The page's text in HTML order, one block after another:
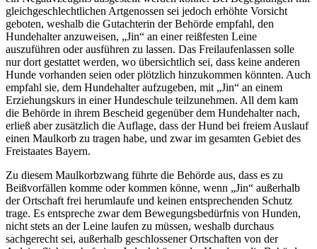
gleichgeschlechtlichen Artgenossen sei jedoch erhöhte Vorsicht
geboten, weshalb die Gutachterin der Behörde empfahl, den
Hundehalter anzuweisen, „Jin“ an einer reißfesten Leine
auszuführen oder ausführen zu lassen. Das Freilaufenlassen solle
nur dort gestattet werden, wo übersichtlich sei, dass keine anderen
Hunde vorhanden seien oder plötzlich hinzukommen könnten. Auch
empfahl sie, dem Hundehalter aufzugeben, mit „Jin“ an einem
Erziehungskurs in einer Hundeschule teilzunehmen. All dem kam
die Behörde in ihrem Bescheid gegenüber dem Hundehalter nach,
erließ aber zusätzlich die Auflage, dass der Hund bei freiem Auslauf
einen Maulkorb zu tragen habe, und zwar im gesamten Gebiet des
Freistaates Bayern.
Zu diesem Maulkorbzwang führte die Behörde aus, dass es zu
Beißvorfällen komme oder kommen könne, wenn „Jin“ außerhalb
der Ortschaft frei herumlaufe und keinen entsprechenden Schutz
trage. Es entspreche zwar dem Bewegungsbedürfnis von Hunden,
nicht stets an der Leine laufen zu müssen, weshalb durchaus
sachgerecht sei, außerhalb geschlossener Ortschaften von der